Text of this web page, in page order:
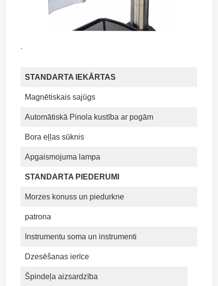
.
STANDARTA IEKĀRTAS
Magnētiskais sajūgs
Automātiskā Pinola kustība ar pogām
Bora eļļas sūknis
Apgaismojuma lampa
STANDARTA PIEDERUMI
Morzes konuss un piedurkne
patrona
Instrumentu soma un instrumenti
Dzesēšanas ierīce
Špindeļa aizsardzība